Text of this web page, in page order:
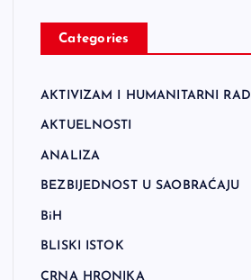
Categories
AKTIVIZAM I HUMANITARNI RAD
AKTUELNOSTI
ANALIZA
BEZBIJEDNOST U SAOBRAĆAJU
BiH
BLISKI ISTOK
CRNA HRONIKA